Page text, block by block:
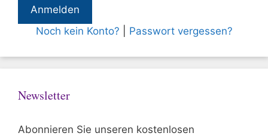
Noch kein Konto? Passwort vergessen?
Newsletter
Abonnieren Sie unseren kostenlosen